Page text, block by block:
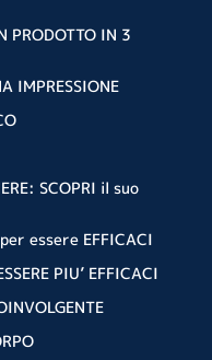
PRODOTTO IN 3
IMPRESSIONE
SCOPRI il suo
essere EFFICACI
PIU’ EFFICACI